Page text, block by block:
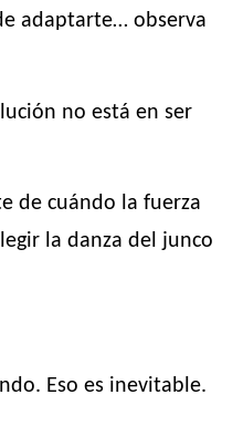
adaptarte… observa
no está en ser
de cuándo la fuerza
la danza del junco
Eso es inevitable.